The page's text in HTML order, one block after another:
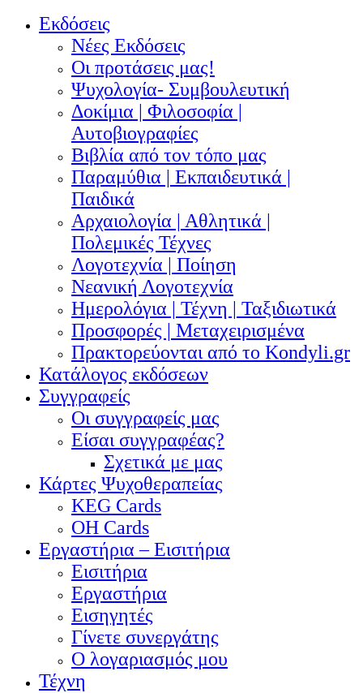
Εκδόσεις
Νέες Εκδόσεις
Οι προτάσεις μας!
Ψυχολογία- Συμβουλευτική
Δοκίμια | Φιλοσοφία |
Αυτοβιογραφίες
Βιβλία από τον τόπο μας
Παραμύθια | Εκπαιδευτικά |
Παιδικά
Αρχαιολογία | Αθλητικά |
Πολεμικές Τέχνες
Λογοτεχνία | Ποίηση
Νεανική Λογοτεχνία
Ημερολόγια | Τέχνη | Ταξιδιωτικά
Προσφορές | Μεταχειρισμένα
Πρακτορεύονται από το Kondyli.gr
Κατάλογος εκδόσεων
Συγγραφείς
Οι συγγραφείς μας
Είσαι συγγραφέας?
Σχετικά με μας
Κάρτες Ψυχοθεραπείας
KEG Cards
OH Cards
Εργαστήρια – Εισιτήρια
Εισιτήρια
Εργαστήρια
Εισηγητές
Γίνετε συνεργάτης
Ο λογαριασμός μου
Τέχνη